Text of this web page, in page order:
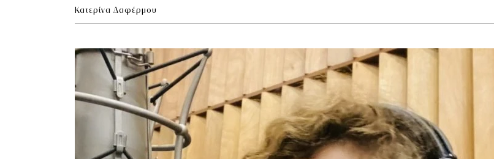
Κατερίνα Δαφέρμου